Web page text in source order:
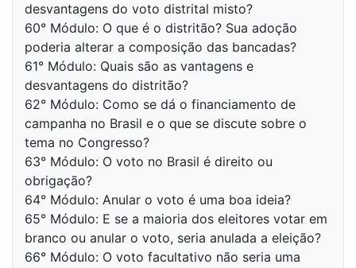
desvantagens do voto distrital misto?
60° Módulo: O que é o distritão? Sua adoção
poderia alterar a composição das bancadas?
61° Módulo: Quais são as vantagens e
desvantagens do distritão?
62° Módulo: Como se dá o financiamento de
campanha no Brasil e o que se discute sobre o
tema no Congresso?
63° Módulo: O voto no Brasil é direito ou
obrigação?
64° Módulo: Anular o voto é uma boa ideia?
65° Módulo: E se a maioria dos eleitores votar em
branco ou anular o voto, seria anulada a eleição?
66° Módulo: O voto facultativo não seria uma